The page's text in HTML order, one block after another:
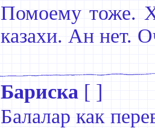
Помоему тоже.
казахи. Ан нет.
Бариска [ ]
Балалар как